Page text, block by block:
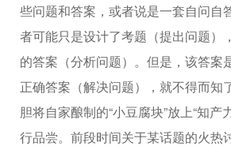
些问题和答案，或者说是一套自问自
者可能只是设计了考题（提出问题）
的答案（分析问题）。但是，该答案
正确答案（解决问题），就不得而知
胆将自家酿制的“小豆腐块”放上“知产
行品尝。前段时间关于某话题的火热